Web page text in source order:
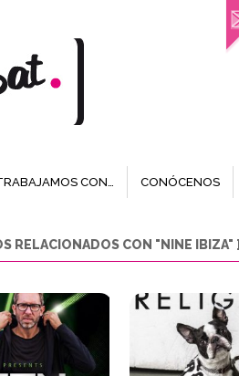
CON… CONÓCENOS
RELACIONADOS CON "NINE IBIZA" ]